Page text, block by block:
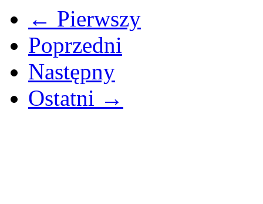
← Pierwszy
Poprzedni
Następny
Ostatni →